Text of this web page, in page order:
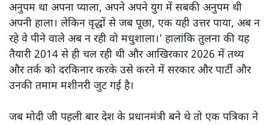
अनुपम था अपना प्याला, अपने अपने युग में सबकी अनुपम थी
अपनी हाला। लेकिन वृद्धों से जब पूछा, एक यही उत्तर पाया, अब न
रहे वे पीने वाले अब न रही वो मधुशाला।’ हालांकि तुलना की यह
तैयारी 2014 से ही चल रही थी और आखिरकार 2026 में तथ्य
और तर्क को दरकिनार करके उसे करने में सरकार और पार्टी और
उनकी तमाम मशीनरी जुट गई है।
जब मोदी जी पहली बार देश के प्रधानमंत्री बने थे तो एक पत्रिका ने